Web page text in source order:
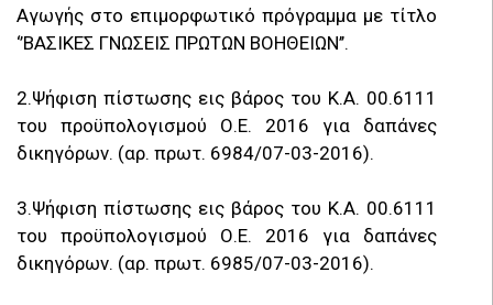
Αγωγής στο επιμορφωτικό πρόγραμμα με τίτλο
‘’ΒΑΣΙΚΕΣ ΓΝΩΣΕΙΣ ΠΡΩΤΩΝ ΒΟΗΘΕΙΩΝ’’.
2.Ψήφιση πίστωσης εις βάρος του Κ.Α. 00.6111
του προϋπολογισμού Ο.Ε. 2016 για δαπάνες
δικηγόρων. (αρ. πρωτ. 6984/07-03-2016).
3.Ψήφιση πίστωσης εις βάρος του Κ.Α. 00.6111
του προϋπολογισμού Ο.Ε. 2016 για δαπάνες
δικηγόρων. (αρ. πρωτ. 6985/07-03-2016).